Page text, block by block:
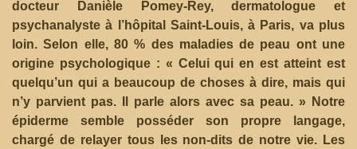
docteur Danièle Pomey-Rey, dermatologue et
psychanalyste à l’hôpital Saint-Louis, à Paris, va plus
loin. Selon elle, 80 % des maladies de peau ont une
origine psychologique : « Celui qui en est atteint est
quelqu’un qui a beaucoup de choses à dire, mais qui
n’y parvient pas. Il parle alors avec sa peau. » Notre
épiderme semble posséder son propre langage,
chargé de relayer tous les non-dits de notre vie. Les